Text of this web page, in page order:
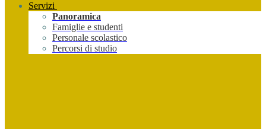
Servizi
Panoramica
Famiglie e studenti
Personale scolastico
Percorsi di studio